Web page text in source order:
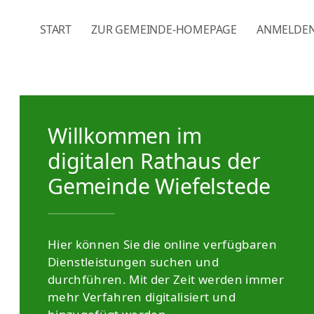
NAVIGATION ÜBERSPRINGEN
START ZUR GEMEINDE-HOMEPAGE
Willkommen im
digitalen Rathaus der
Gemeinde Wiefelstede
Hier können Sie die online verfügbaren
Dienstleistungen suchen und
durchführen. Mit der Zeit werden immer
mehr Verfahren digitalisiert und